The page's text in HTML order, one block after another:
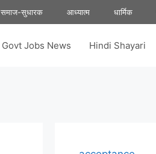
समाज-सुधारक आध्यात्म धार्मिक
Govt Jobs News Hindi Shayari